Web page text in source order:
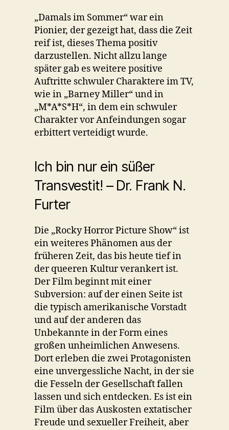
„Damals im Sommer“ war ein
Pionier, der gezeigt hat, dass die Zeit
reif ist, dieses Thema positiv
darzustellen. Nicht allzu lange
später gab es weitere positive
Auftritte schwuler Charaktere im TV,
wie in „Barney Miller“ und in
„M*A*S*H“, in dem ein schwuler
Charakter vor Anfeindungen sogar
erbittert verteidigt wurde.
Ich bin nur ein süßer
Transvestit! – Dr. Frank N.
Furter
Die „Rocky Horror Picture Show“ ist
ein weiteres Phänomen aus der
früheren Zeit, das bis heute tief in
der queeren Kultur verankert ist.
Der Film beginnt mit einer
Subversion: auf der einen Seite ist
die typisch amerikanische Vorstadt
und auf der anderen das
Unbekannte in der Form eines
großen unheimlichen Anwesens.
Dort erleben die zwei Protagonisten
eine unvergessliche Nacht, in der sie
die Fesseln der Gesellschaft fallen
lassen und sich entdecken. Es ist ein
Film über das Auskosten extatischer
Freude und sexueller Freiheit, aber